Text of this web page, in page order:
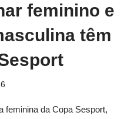
feminino e
têm
feminina da Copa Sesport,